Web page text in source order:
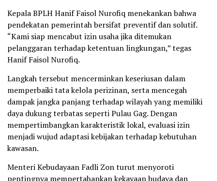
Kepala BPLH Hanif Faisol Nurofiq menekankan bahwa
pendekatan pemerintah bersifat preventif dan solutif.
“Kami siap mencabut izin usaha jika ditemukan
pelanggaran terhadap ketentuan lingkungan,” tegas
Hanif Faisol Nurofiq.
Langkah tersebut mencerminkan keseriusan dalam
memperbaiki tata kelola perizinan, serta mencegah
dampak jangka panjang terhadap wilayah yang memiliki
daya dukung terbatas seperti Pulau Gag. Dengan
mempertimbangkan karakteristik lokal, evaluasi izin
menjadi wujud adaptasi kebijakan terhadap kebutuhan
kawasan.
Menteri Kebudayaan Fadli Zon turut menyoroti
pentingnya mempertahankan kekayaan budaya dan